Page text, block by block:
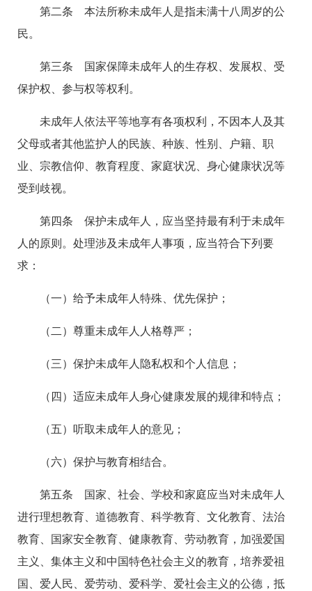
第二条 本法所称未成年人是指未满十八周岁的公
民。
第三条 国家保障未成年人的生存权、发展权、受
保护权、参与权等权利。
未成年人依法平等地享有各项权利，不因本人及其
父母或者其他监护人的民族、种族、性别、户籍、职
业、宗教信仰、教育程度、家庭状况、身心健康状况等
受到歧视。
第四条 保护未成年人，应当坚持最有利于未成年
人的原则。处理涉及未成年人事项，应当符合下列要
求：
（一）给予未成年人特殊、优先保护；
（二）尊重未成年人人格尊严；
（三）保护未成年人隐私权和个人信息；
（四）适应未成年人身心健康发展的规律和特点；
（五）听取未成年人的意见；
（六）保护与教育相结合。
第五条 国家、社会、学校和家庭应当对未成年人
进行理想教育、道德教育、科学教育、文化教育、法治
教育、国家安全教育、健康教育、劳动教育，加强爱国
主义、集体主义和中国特色社会主义的教育，培养爱祖
国、爱人民、爱劳动、爱科学、爱社会主义的公德，抵